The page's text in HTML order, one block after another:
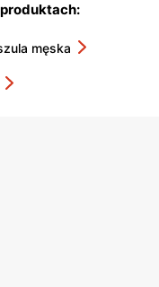
męska